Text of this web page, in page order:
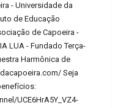
- Universidade da
de Educação
de Capoeira -
LUA - Fundado Terça-
Harmônica de
Seja
UCE6HrA5Y_VZ4-